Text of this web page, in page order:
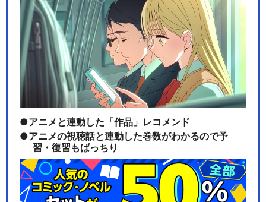
アニメと連動した「作品」レコメンド
アニメの視聴話と連動した巻数がわかるので予
習・復習もばっちり